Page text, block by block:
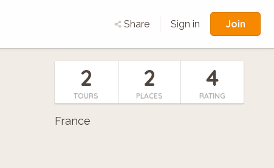
Share Sign in Join
2
TOURS
2
PLACES
4
RATING
France